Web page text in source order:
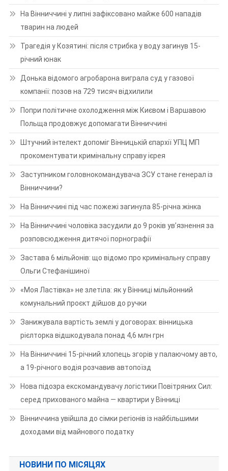
На Вінниччині у липні зафіксовано майже 600 нападів
тварин на людей
Трагедія у Козятині: після стрибка у воду загинув 15-
річний юнак
Донька відомого агробарона виграла суд у газової
компанії: позов на 729 тисяч відхилили
Попри політичне охолодження між Києвом і Варшавою
Польща продовжує допомагати Вінниччині
Штучний інтелект допоміг Вінницькій єпархії УПЦ МП
прокоментувати кримінальну справу ієрея
Заступником головнокомандувача ЗСУ стане генерал із
Вінниччини?
На Вінниччині під час пожежі загинула 85-річна жінка
На Вінниччині чоловіка засудили до 9 років ув’язнення за
розповсюдження дитячої порнографії
Застава 6 мільйонів: що відомо про кримінальну справу
Ольги Стефанішиної
«Моя Ластівка» не злетіла: як у Вінниці мільйонний
комунальний проєкт дійшов до ручки
Занижувала вартість землі у договорах: вінницька
рієлторка відшкодувала понад 4,6 млн грн
На Вінниччині 15-річний хлопець згорів у палаючому авто,
а 19-річного водія розчавив автопоїзд
Нова підозра екскомандувачу логістики Повітряних Сил:
серед прихованого майна — квартири у Вінниці
Вінниччина увійшла до сімки регіонів із найбільшими
доходами від майнового податку
НОВИНИ ПО МІСЯЦЯХ